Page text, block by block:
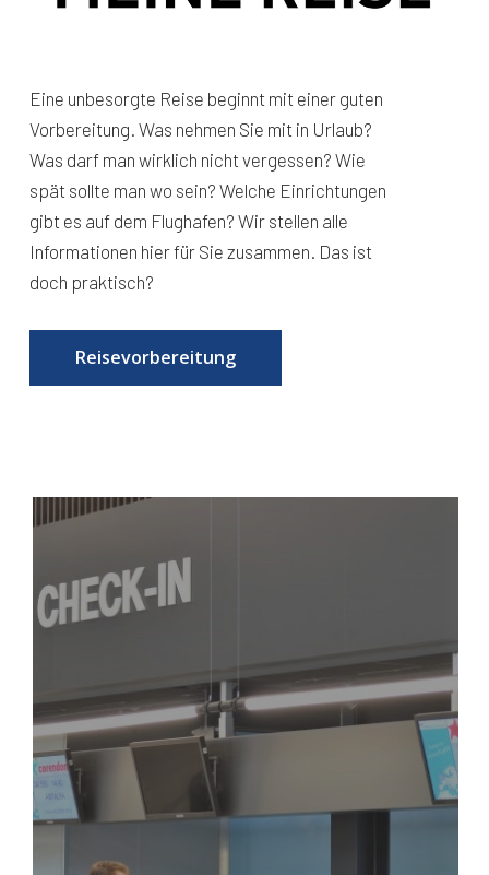
Eine unbesorgte Reise beginnt mit einer guten
Vorbereitung. Was nehmen Sie mit in Urlaub?
Was darf man wirklich nicht vergessen? Wie
spät sollte man wo sein? Welche Einrichtungen
gibt es auf dem Flughafen? Wir stellen alle
Informationen hier für Sie zusammen. Das ist
doch praktisch?
Reisevorbereitung
Karte